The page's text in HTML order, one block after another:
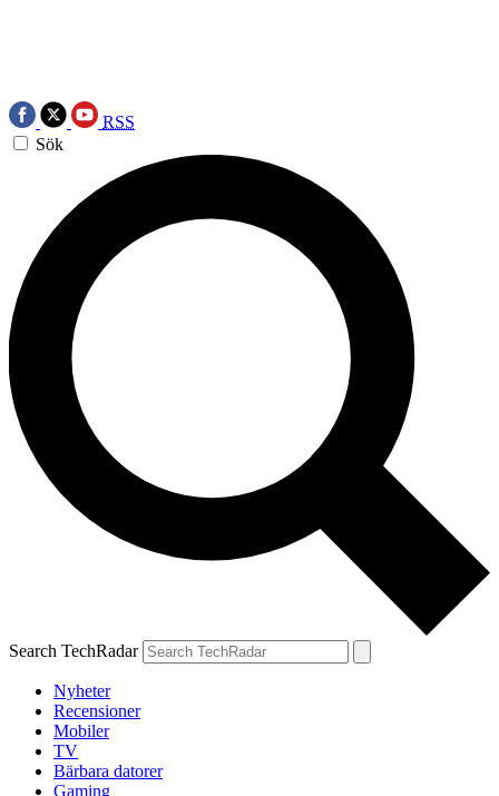
RSS
Sök
Search TechRadar
Nyheter
Recensioner
Mobiler
TV
Bärbara datorer
Gaming